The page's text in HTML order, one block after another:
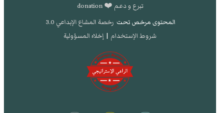
تبرع و دعم ❤️ donation
المحتوى مرخص تحت رخصة المشاع الإبداعي 3.0
شروط الإستخدام | إخلاء المسؤولية